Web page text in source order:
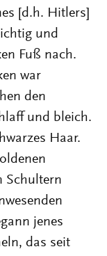
[d.h. Hitlers]
und
Fuß nach.
war
den
und bleich.
Haar.
Schultern
jenes
das seit